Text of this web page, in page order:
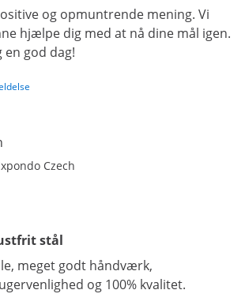
og opmuntrende mening. Vi
hjælpe dig med at nå dine mål igen.
en god dag!
Czech
stål
meget godt håndværk,
og 100% kvalitet.